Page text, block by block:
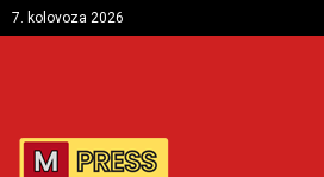
7. kolovoza 2026